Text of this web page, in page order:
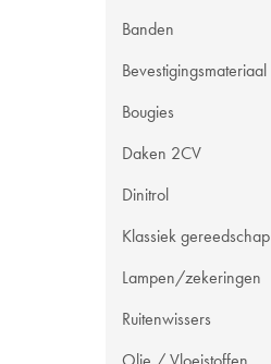
Banden
Bevestigingsmateriaal
Bougies
Daken 2CV
Dinitrol
Klassiek gereedschap
Lampen/zekeringen
Ruitenwissers